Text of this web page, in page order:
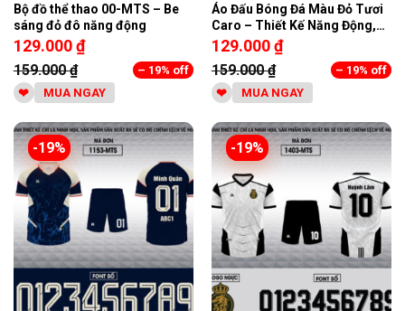
Bộ đồ thể thao 00-MTS – Be
sáng đỏ đô năng động
129.000₫
159.000₫
– 19% off
MUA NGAY
Áo Đấu Bóng Đá Màu Đỏ Tươi
Caro – Thiết Kế Năng Động,
Chất Liệu Cao Cấp
129.000₫
159.000₫
– 19% off
MUA NGAY
-19% -19%